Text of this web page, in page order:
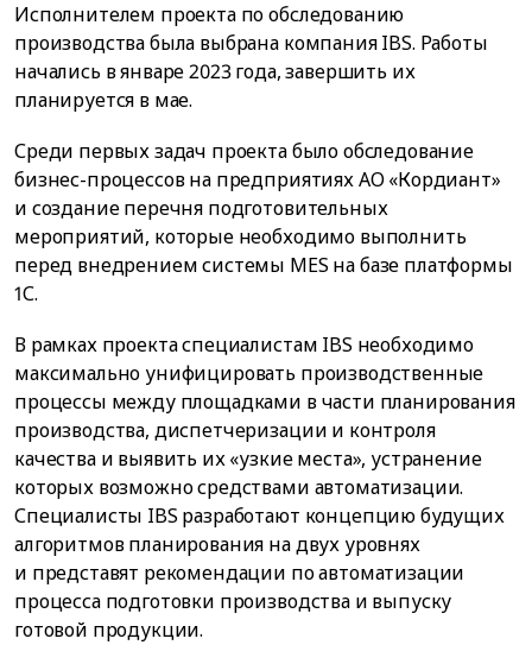
Исполнителем проекта по обследованию
производства была выбрана компания IBS. Работы
начались в январе 2023 года, завершить их
планируется в мае.
Среди первых задач проекта было обследование
бизнес-процессов на предприятиях АО «Кордиант»
и создание перечня подготовительных
мероприятий, которые необходимо выполнить
перед внедрением системы MES на базе платформы
1С.
В рамках проекта специалистам IBS необходимо
максимально унифицировать производственные
процессы между площадками в части планирования
производства, диспетчеризации и контроля
качества и выявить их «узкие места», устранение
которых возможно средствами автоматизации.
Специалисты IBS разработают концепцию будущих
алгоритмов планирования на двух уровнях
и представят рекомендации по автоматизации
процесса подготовки производства и выпуску
готовой продукции.